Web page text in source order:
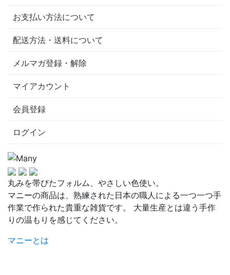
お支払い方法について
配送方法・送料について
メルマガ登録・解除
マイアカウント
会員登録
ログイン
丸みを帯びたフォルム、やさしい色使い。
マニーの商品は、熟練された日本の職人による一つ一つ手
作業で作られた貴重な雑貨です。 大量生産とは違う手作
りの温もりを感じてください。
マニーとは